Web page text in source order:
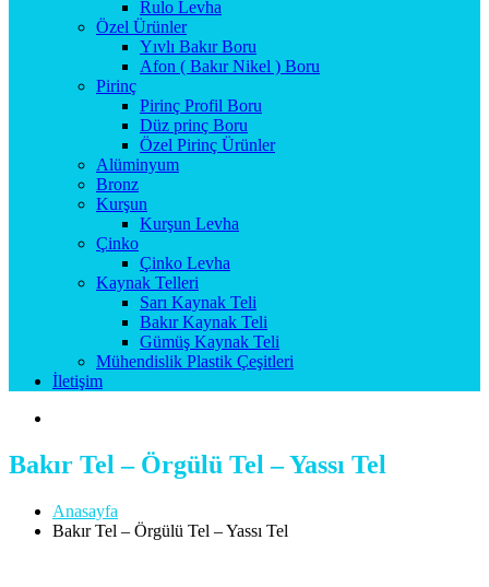
Rulo Levha
Özel Ürünler
Yıvlı Bakır Boru
Afon ( Bakır Nikel ) Boru
Pirinç
Pirinç Profil Boru
Düz prinç Boru
Özel Pirinç Ürünler
Alüminyum
Bronz
Kurşun
Kurşun Levha
Çinko
Çinko Levha
Kaynak Telleri
Sarı Kaynak Teli
Bakır Kaynak Teli
Gümüş Kaynak Teli
Mühendislik Plastik Çeşitleri
İletişim
Bakır Tel – Örgülü Tel – Yassı Tel
Anasayfa
Bakır Tel – Örgülü Tel – Yassı Tel